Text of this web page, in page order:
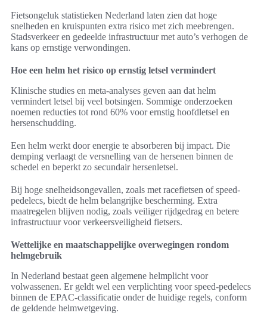
Fietsongeluk statistieken Nederland laten zien dat hoge
snelheden en kruispunten extra risico met zich meebrengen.
Stadsverkeer en gedeelde infrastructuur met auto’s verhogen de
kans op ernstige verwondingen.
Hoe een helm het risico op ernstig letsel vermindert
Klinische studies en meta-analyses geven aan dat helm
vermindert letsel bij veel botsingen. Sommige onderzoeken
noemen reducties tot rond 60% voor ernstig hoofdletsel en
hersenschudding.
Een helm werkt door energie te absorberen bij impact. Die
demping verlaagt de versnelling van de hersenen binnen de
schedel en beperkt zo secundair hersenletsel.
Bij hoge snelheidsongevallen, zoals met racefietsen of speed-
pedelecs, biedt de helm belangrijke bescherming. Extra
maatregelen blijven nodig, zoals veiliger rijdgedrag en betere
infrastructuur voor verkeersveiligheid fietsers.
Wettelijke en maatschappelijke overwegingen rondom
helmgebruik
In Nederland bestaat geen algemene helmplicht voor
volwassenen. Er geldt wel een verplichting voor speed-pedelecs
binnen de EPAC-classificatie onder de huidige regels, conform
de geldende helmwetgeving.